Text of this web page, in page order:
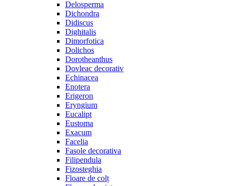
Delosperma
Dichondra
Didiscus
Dighitalis
Dimorfotica
Dolichos
Dorotheanthus
Dovleac decorativ
Echinacea
Enotera
Erigeron
Eryngium
Eucalipt
Eustoma
Exacum
Facelia
Fasole decorativa
Filipendula
Fizosteghia
Floare de colț